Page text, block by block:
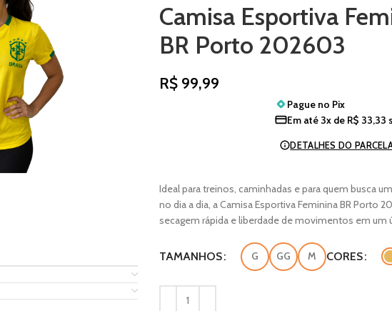
Camisa Esportiva
BR Porto 202603
R$ 99,99
Pague no Pix
Em até 3x de R$ 33,33
DETALHES DO
Ideal para treinos, caminhadas e para quem busca
no dia a dia, a Camisa Esportiva Feminina BR Porto
secagem rápida e liberdade de movimentos em um
TAMANHOS G GG M CORES